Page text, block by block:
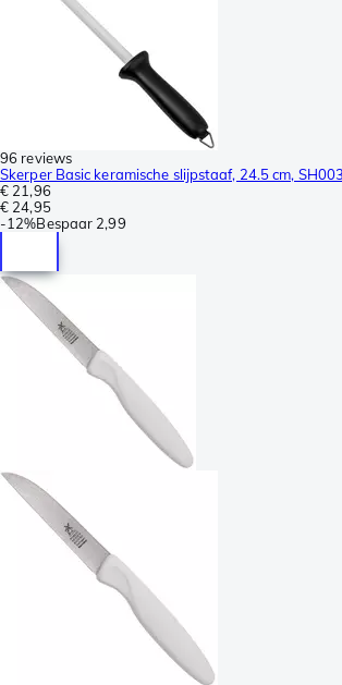
96 reviews
Skerper Basic keramische slijpstaaf, 24.5 cm, SH003
€ 21,96
€ 24,95
-12%Bespaar 2,99